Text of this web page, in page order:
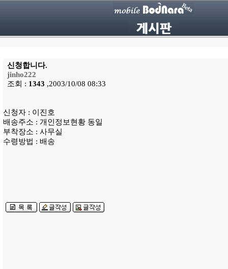
신청합니다.
jinho222
조회 : 1343 ,2003/10/08 08:33
신청자 : 이진호
배송주소 : 개인정보현황 동일
부착장소 : 사무실
수령방법 : 배송